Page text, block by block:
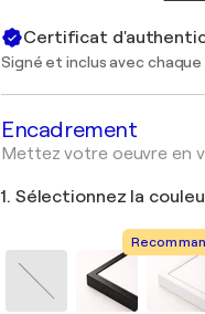
Certificat
Signé et inclus avec
Encadrement
Mettez votre oeuvre en
1. Sélectionnez la